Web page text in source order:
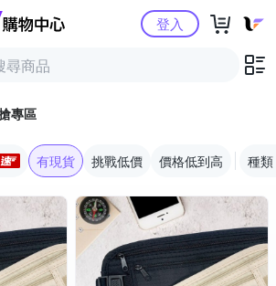
Yahoo購物中心登入
專區
有現貨 挑戰低價 價格低到高 種類